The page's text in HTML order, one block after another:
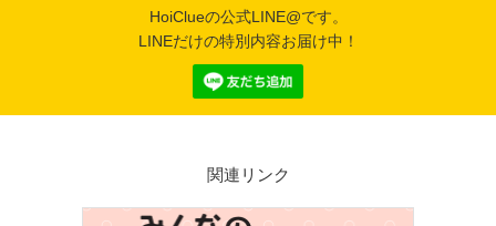
HoiClueの公式LINE@です。
LINEだけの特別内容お届け中！
関連リンク